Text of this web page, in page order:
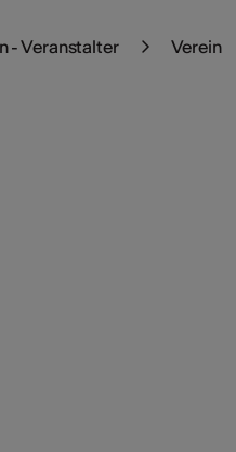
- Veranstalter
Verein